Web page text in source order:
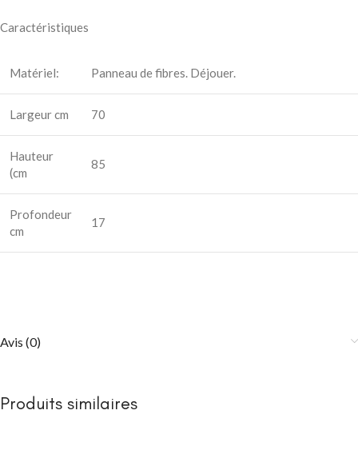
Caractéristiques
Matériel: Panneau de fibres. Déjouer.
Largeur cm 70
Hauteur
(cm
85
Profondeur
cm
17
Avis (0)
Produits similaires